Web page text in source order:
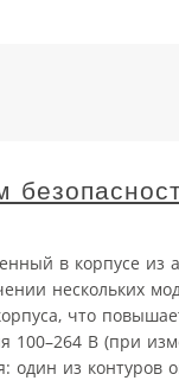
в корпусе из
нескольких
что
100–264 В (при
из контуров